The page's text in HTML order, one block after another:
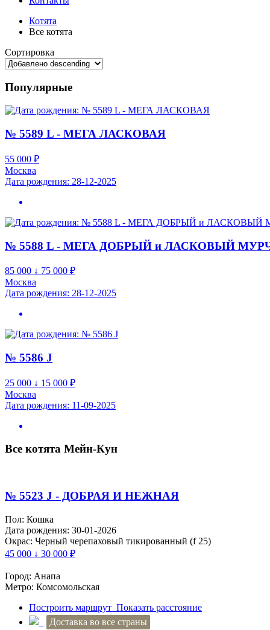
Котята
Все котята
Сортировка
Популярные
№ 5589 L - МЕГА ЛАСКОВАЯ
55 000 ₽
Москва
Дата рождения: 28-12-2025
№ 5588 L - МЕГА ДОБРЫЙ и ЛАСКОВЫЙ
85 000 ↓ 75 000 ₽
Москва
Дата рождения: 28-12-2025
№ 5586 J
25 000 ↓ 15 000 ₽
Москва
Дата рождения: 11-09-2025
Все котята Мейн-Кун
№ 5523 J - ДОБРАЯ И НЕЖНАЯ
Пол: Кошка
Дата рождения: 30-01-2026
Окрас: Черный черепаховый тикированный (f 25)
45 000 ↓ 30 000 ₽
Город: Анапа
Метро: Комсомольская
Построить маршрут Показать расстояние
Доставка во все страны